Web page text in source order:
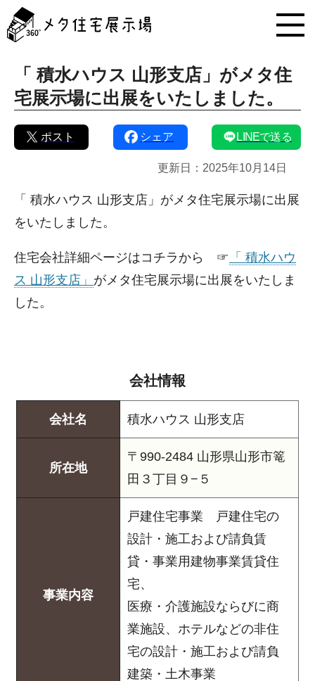
タ
住
「 積水ハウス 山形支店」がメタ住
宅展示場に出展をいたしました。
ポスト シェア LINEで送る
更新日： 2025年10月14日
「 積水ハウス 山形支店」がメタ住宅展示場に出展
をいたしました。
住宅会社詳細ページはコチラから ☞ 「 積水ハウ
ス 山形支店」 がメタ住宅展示場に出展をいたしま
した。
会社情報
会社名 積水ハウス 山形支店
所在地
〒990-2484 山形県山形市篭
田３丁目９−５
事業内容
戸建住宅事業 戸建住宅の
設計・施工および請負賃
貸・事業用建物事業賃貸住
宅、
医療・介護施設ならびに商
業施設、ホテルなどの非住
宅の設計・施工および請負
建築・土木事業